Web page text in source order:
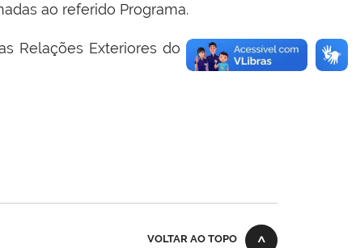
ao referido Programa.
Relações Exteriores do Brasil com as
VOLTAR AO TOPO